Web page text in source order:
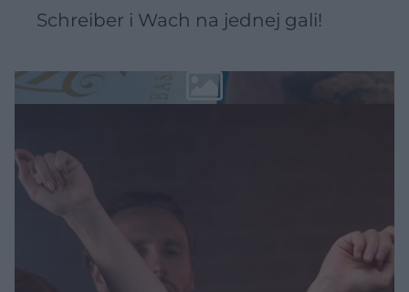
Schreiber i Wach na jednej gali!